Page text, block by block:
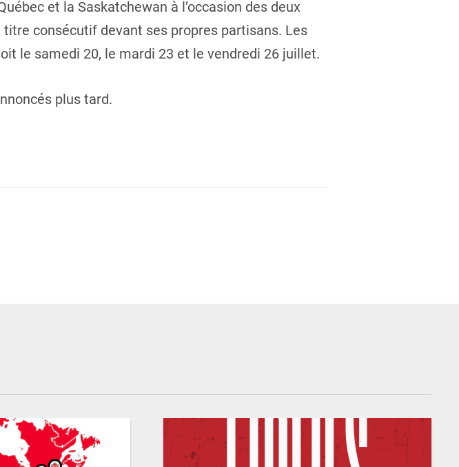
et la Saskatchewan à l’occasion des deux
consécutif devant ses propres partisans. Les
le samedi 20, le mardi 23 et le vendredi 26 juillet.
plus tard.